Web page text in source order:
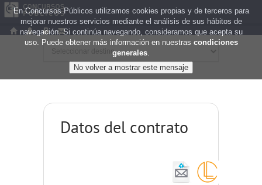
Datos del contrato
En Concursos Públicos utilizamos cookies propias y de terceros para
mejorar nuestros servicios mediante el análisis de sus hábitos de
navegación. Si continúa navegando, consideramos que acepta su
uso. Puede obtener más información en nuestras condiciones
generales.